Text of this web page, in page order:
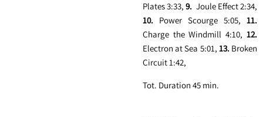
Plates3:33,9. Joule Effect2:34,
10. Power Scourge 5:05,11.
Charge the Windmill 4:10, 12.
Electron at Sea 5:01, 13. Broken
Circuit1:42,
Tot. Duration 45 min.